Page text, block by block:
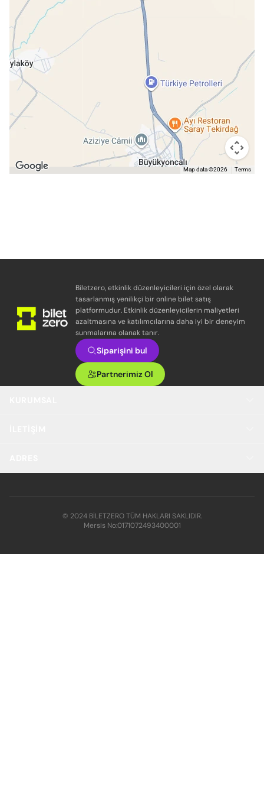
Map data ©2026 Terms
Biletzero, etkinlik düzenleyicileri için özel olarak
tasarlanmış yenilikçi bir online bilet satış
platformudur. Etkinlik düzenleyicilerin maliyetleri
azaltmasına ve katılımcılarına daha iyi bir deneyim
sunmalarına olanak tanır.
Siparişini bul
Partnerimiz Ol
© 2024 BİLETZERO TÜM HAKLARI SAKLIDIR.
Mersis No:0171072493400001